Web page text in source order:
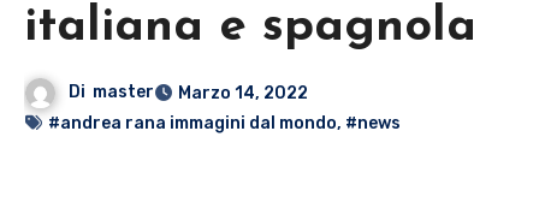
italiana e spagnola
Di master
Marzo 14, 2022
#andrea rana immagini dal mondo, #news